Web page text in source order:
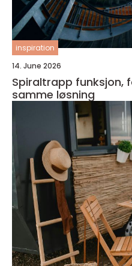
inspiration
14. June 2026
Spiraltrapp funksjon, form og fleksibilitet i
samme løsning